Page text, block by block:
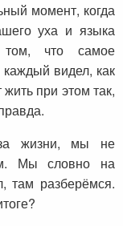
момент, когда
уха и языка
что самое
видел, как
при этом так,
жизни, мы не
Мы словно на
там разберёмся.